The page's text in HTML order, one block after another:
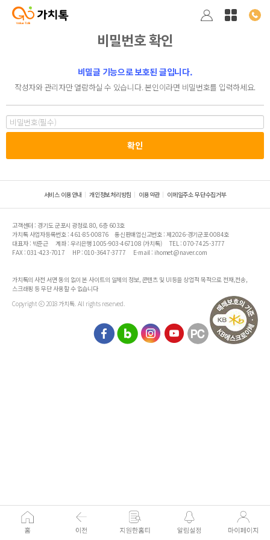
비밀번호 확인
비밀글 기능으로 보호된 글입니다.
작성자와 관리자만 열람하실 수 있습니다. 본인이라면 비밀번호를 입력하세요.
서비스 이용안내 개인정보처리방침 이용약관 이메일주소 무단수집거부
고객센터 : 경기도 군포시 광정로 80, 6층 603호
가치톡 사업자등록번호 : 461-85-00876
통신판매업신고번호 : 제2026-경기군포-0084호
대표자 : 박준근
계좌 : 우리은행 1005-903-467108 (가치톡)
TEL : 070-7425-3777
FAX : 031-423-7017
HP : 010-3647-3777 E-mail : ihomet@naver.com
가치톡의 사전 서면 동의 없이 본 사이트의 일체의 정보, 콘텐츠 및 UI등을 상업적 목적으로 전재,전송,
스크래핑 등 무단 사용할 수 없습니다
Copyright ⓒ 2018 가치톡. All rights reserved.